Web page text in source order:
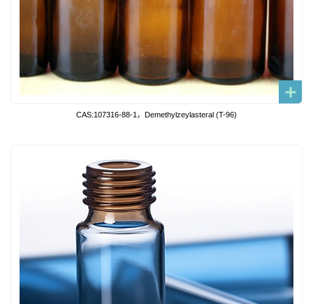
CAS:107316-88-1，Demethylzeylasteral (T-96)